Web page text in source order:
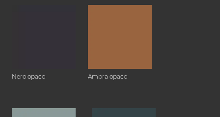
Nero opaco Ambra opaco